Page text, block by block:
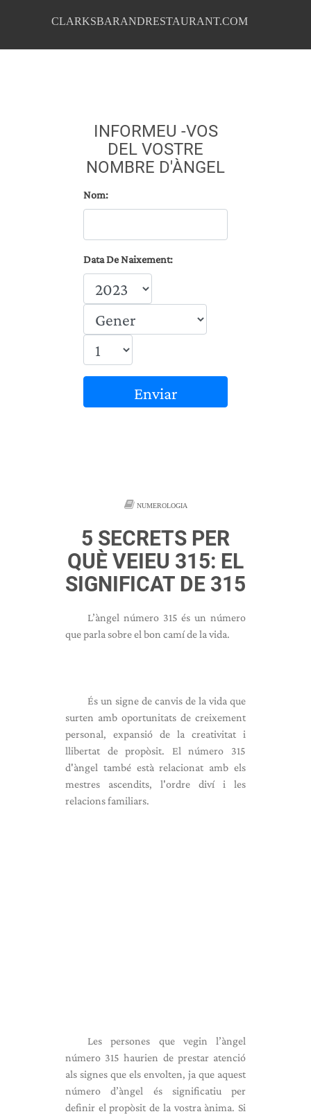
CLARKSBARANDRESTAURANT.COM
INFORMEU -VOS
DEL VOSTRE
NOMBRE D'ÀNGEL
Nom:
Data De Naixement:
Enviar
NUMEROLOGIA
5 SECRETS PER
QUÈ VEIEU 315: EL
SIGNIFICAT DE 315
L’àngel número 315 és un número
que parla sobre el bon camí de la vida.
És un signe de canvis de la vida que
surten amb oportunitats de creixement
personal, expansió de la creativitat i
llibertat de propòsit. El número 315
d'àngel també està relacionat amb els
mestres ascendits, l'ordre diví i les
relacions familiars.
Les persones que vegin l’àngel
número 315 haurien de prestar atenció
als signes que els envolten, ja que aquest
número d’àngel és significatiu per
definir el propòsit de la vostra ànima. Si